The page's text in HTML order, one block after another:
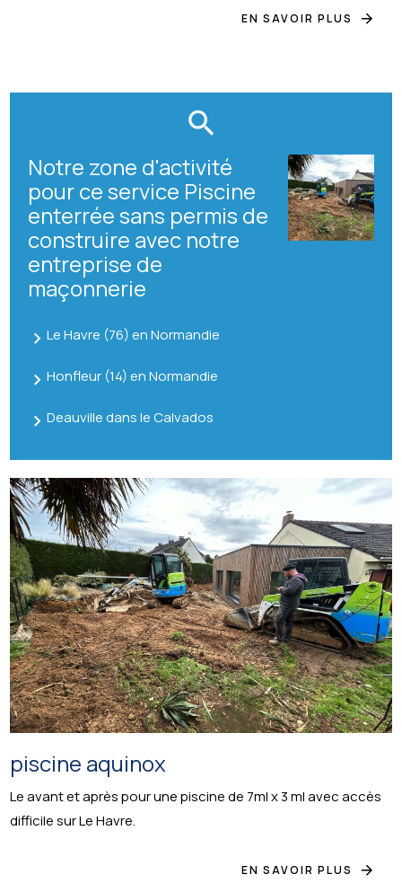
EN SAVOIR PLUS
Notre zone d'activité
pour ce service Piscine
enterrée sans permis de
construire avec notre
entreprise de
maçonnerie
Le Havre (76) en Normandie
Honfleur (14) en Normandie
Deauville dans le Calvados
piscine aquinox
Le avant et après pour une piscine de 7ml x 3 ml avec accès
difficile sur Le Havre.
EN SAVOIR PLUS